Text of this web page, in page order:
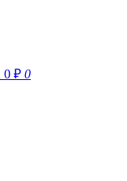
0 ₽ 0